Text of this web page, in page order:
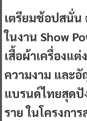
เตรียมช้อปสนั่น
ในงาน Show
เสื้อผ้าเครื่องแ
ความงาม และ
แบรนด์ไทยสุดปั
ราย ในโครงก